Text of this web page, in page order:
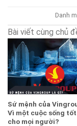
Danh
Bài viết cùng chủ
Sứ mệnh của
Vì một cuộc sống
cho mọi người?